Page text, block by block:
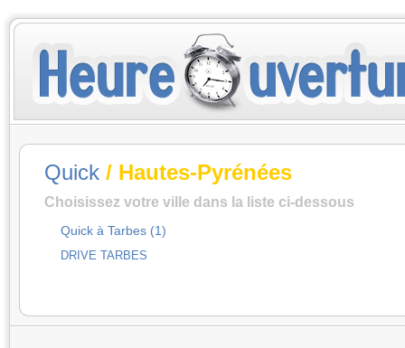
Quick / Hautes-Pyrénées
Choisissez votre ville dans la liste ci-dessous
Quick à Tarbes (1)
DRIVE TARBES